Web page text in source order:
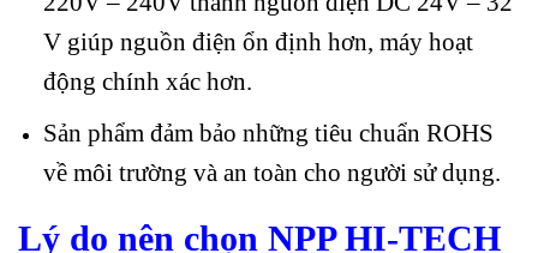
V giúp nguồn điện ổn định hơn, máy hoạt
động chính xác hơn.
Sản phẩm đảm bảo những tiêu chuẩn ROHS
về môi trường và an toàn cho người sử dụng.
Lý do nên chọn NPP HI-TECH